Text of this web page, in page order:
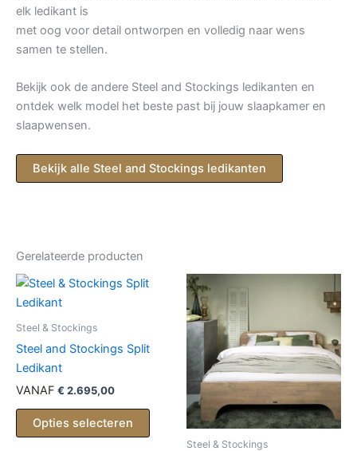
elk ledikant is
met oog voor detail ontworpen en volledig naar wens
samen te stellen.
Bekijk ook de andere Steel and Stockings ledikanten en
ontdek welk model het beste past bij jouw slaapkamer en
slaapwensen.
Bekijk alle Steel and Stockings ledikanten
Gerelateerde producten
Steel & Stockings
Steel and Stockings Split
Ledikant
VANAF € 2.695,00
Opties selecteren
Steel & Stockings